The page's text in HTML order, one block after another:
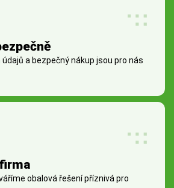
a bezpečný nákup jsou pro nás
obalová řešení příznivá pro